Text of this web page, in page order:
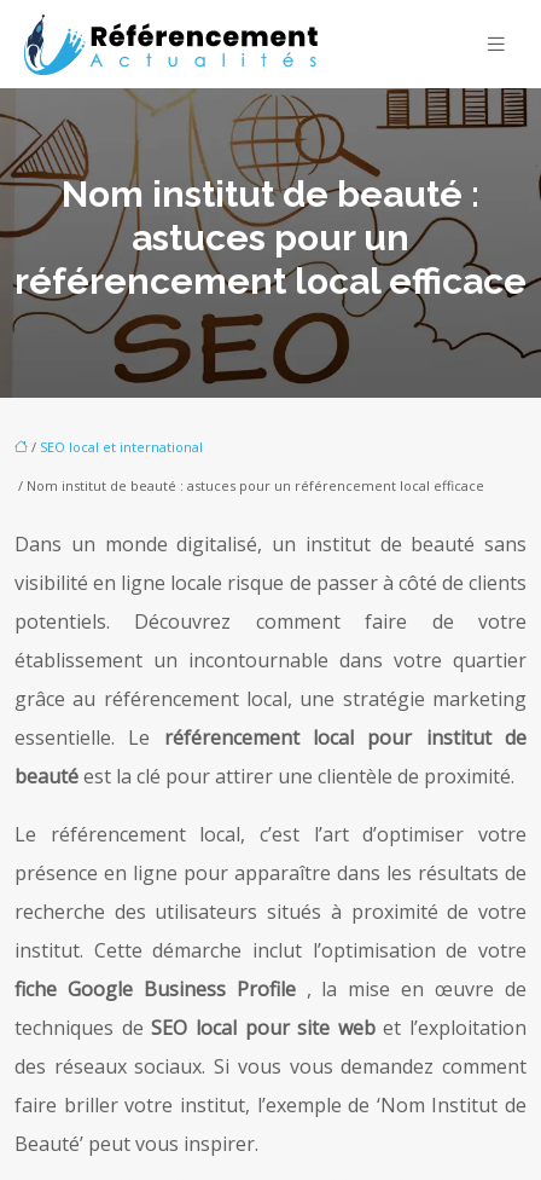
Nom institut de beauté :
astuces pour un
référencement local efficace
/ SEO local et international
/ Nom institut de beauté : astuces pour un référencement local efficace
Dans un monde digitalisé, un institut de beauté sans
visibilité en ligne locale risque de passer à côté de clients
potentiels. Découvrez comment faire de votre
établissement un incontournable dans votre quartier
grâce au référencement local, une stratégie marketing
essentielle. Le référencement local pour institut de
beautéest la clé pour attirer une clientèle de proximité.
Le référencement local, c’est l’art d’optimiser votre
présence en ligne pour apparaître dans les résultats de
recherche des utilisateurs situés à proximité de votre
institut. Cette démarche inclut l’optimisation de votre
fiche Google Business Profile , la mise en œuvre de
techniques deSEO local pour site webet l’exploitation
des réseaux sociaux. Si vous vous demandez comment
faire briller votre institut, l’exemple de ‘Nom Institut de
Beauté’ peut vous inspirer.